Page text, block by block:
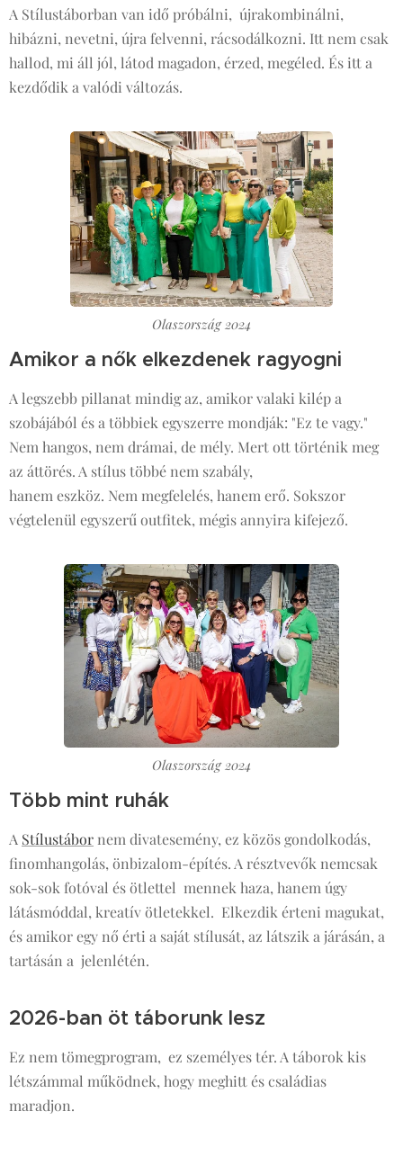
A Stílustáborban van idő próbálni, újrakombinálni,
hibázni, nevetni, újra felvenni, rácsodálkozni. Itt nem csak
hallod, mi áll jól, látod magadon, érzed, megéled. És itt a
kezdődik a valódi változás.
Olaszország 2024
Amikor a nők elkezdenek ragyogni
A legszebb pillanat mindig az, amikor valaki kilép a
szobájából és a többiek egyszerre mondják: "Ez te vagy."
Nem hangos, nem drámai, de mély. Mert ott történik meg
az áttörés. A stílus többé nem szabály,
hanem eszköz. Nem megfelelés, hanem erő. Sokszor
végtelenül egyszerű outfitek, mégis annyira kifejező.
Olaszország 2024
Több mint ruhák
A Stílustábor nem divatesemény, ez közös gondolkodás,
finomhangolás, önbizalom-építés. A résztvevők nemcsak
sok-sok fotóval és ötlettel mennek haza, hanem úgy
látásmóddal, kreatív ötletekkel. Elkezdik érteni magukat,
és amikor egy nő érti a saját stílusát, az látszik a járásán, a
tartásán a jelenlétén.
2026-ban öt táborunk lesz
Ez nem tömegprogram, ez személyes tér. A táborok kis
létszámmal működnek, hogy meghitt és családias
maradjon.